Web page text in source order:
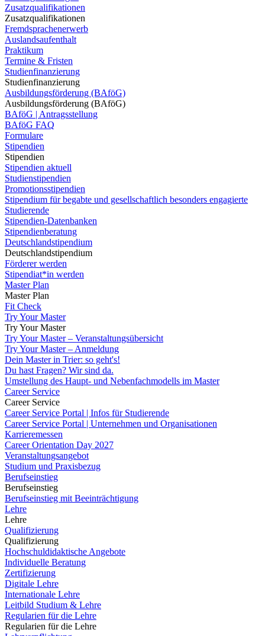
Zusatzqualifikationen
Zusatzqualifikationen
Fremdsprachenerwerb
Auslandsaufenthalt
Praktikum
Termine & Fristen
Studienfinanzierung
Studienfinanzierung
Ausbildungsförderung (BAföG)
Ausbildungsförderung (BAföG)
BAföG | Antragsstellung
BAföG FAQ
Formulare
Stipendien
Stipendien
Stipendien aktuell
Studienstipendien
Promotionsstipendien
Stipendium für begabte und gesellschaftlich besonders engagierte
Studierende
Stipendien-Datenbanken
Stipendienberatung
Deutschlandstipendium
Deutschlandstipendium
Förderer werden
Stipendiat*in werden
Master Plan
Master Plan
Fit Check
Try Your Master
Try Your Master
Try Your Master – Veranstaltungsübersicht
Try Your Master – Anmeldung
Dein Master in Trier: so geht's!
Du hast Fragen? Wir sind da.
Umstellung des Haupt- und Nebenfachmodells im Master
Career Service
Career Service
Career Service Portal | Infos für Studierende
Career Service Portal | Unternehmen und Organisationen
Karrieremessen
Career Orientation Day 2027
Veranstaltungsangebot
Studium und Praxisbezug
Berufseinstieg
Berufseinstieg
Berufseinstieg mit Beeinträchtigung
Lehre
Lehre
Qualifizierung
Qualifizierung
Hochschuldidaktische Angebote
Individuelle Beratung
Zertifizierung
Digitale Lehre
Internationale Lehre
Leitbild Studium & Lehre
Regularien für die Lehre
Regularien für die Lehre